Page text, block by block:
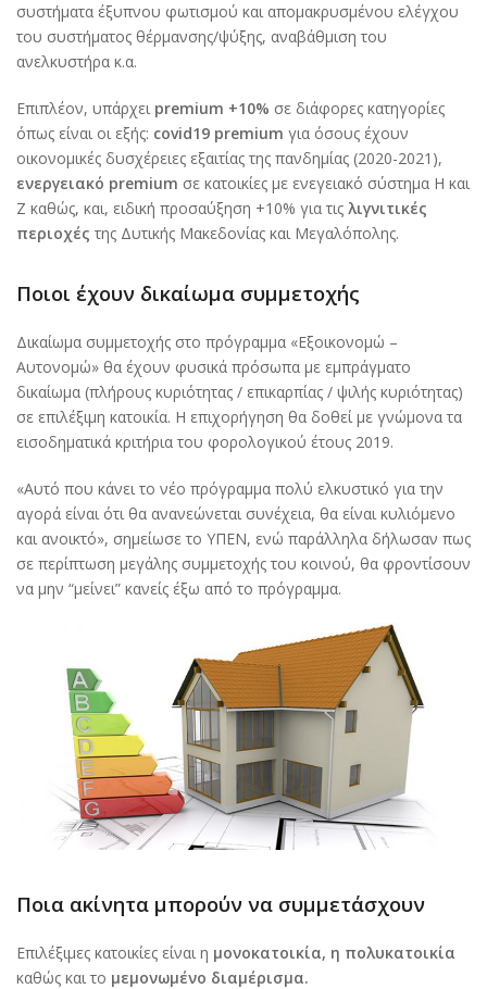
συστήματα έξυπνου φωτισμού και απομακρυσμένου ελέγχου
του συστήματος θέρμανσης/ψύξης, αναβάθμιση του
ανελκυστήρα κ.α.
Επιπλέον, υπάρχει premium +10% σε διάφορες κατηγορίες
όπως είναι οι εξής: covid19 premium για όσους έχουν
οικονομικές δυσχέρειες εξαιτίας της πανδημίας (2020-2021),
ενεργειακό premium σε κατοικίες με ενεγειακό σύστημα Η και
Ζ καθώς, και, ειδική προσαύξηση +10% για τις λιγνιτικές
περιοχές της Δυτικής Μακεδονίας και Μεγαλόπολης.
Ποιοι έχουν δικαίωμα συμμετοχής
Δικαίωμα συμμετοχής στο πρόγραμμα «Εξοικονομώ –
Αυτονομώ» θα έχουν φυσικά πρόσωπα με εμπράγματο
δικαίωμα (πλήρους κυριότητας / επικαρπίας / ψιλής κυριότητας)
σε επιλέξιμη κατοικία. Η επιχορήγηση θα δοθεί με γνώμονα τα
εισοδηματικά κριτήρια του φορολογικού έτους 2019.
«Αυτό που κάνει το νέο πρόγραμμα πολύ ελκυστικό για την
αγορά είναι ότι θα ανανεώνεται συνέχεια, θα είναι κυλιόμενο
και ανοικτό», σημείωσε το ΥΠΕΝ, ενώ παράλληλα δήλωσαν πως
σε περίπτωση μεγάλης συμμετοχής του κοινού, θα φροντίσουν
να μην “μείνει” κανείς έξω από το πρόγραμμα.
Ποια ακίνητα μπορούν να συμμετάσχουν
Επιλέξιμες κατοικίες είναι η μονοκατοικία, η πολυκατοικία
καθώς και το μεμονωμένο διαμέρισμα.